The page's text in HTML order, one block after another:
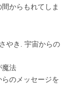
からもれてしま
やき. 宇宙からの
魔法
のメッセージを